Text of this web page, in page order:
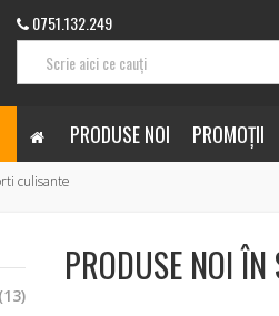
0751.132.249
PRODUSE NOI PROMOȚII
culisante
PRODUSE NOI
(13)